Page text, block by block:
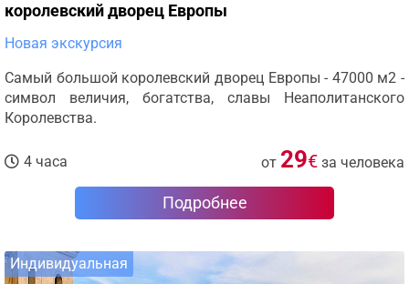
королевский дворец Европы
Новая экскурсия
Самый большой королевский дворец Европы - 47000 м2 -
символ величия, богатства, славы Неаполитанского
Королевства.
4 часа от 29€ за человека
Подробнее
Индивидуальная